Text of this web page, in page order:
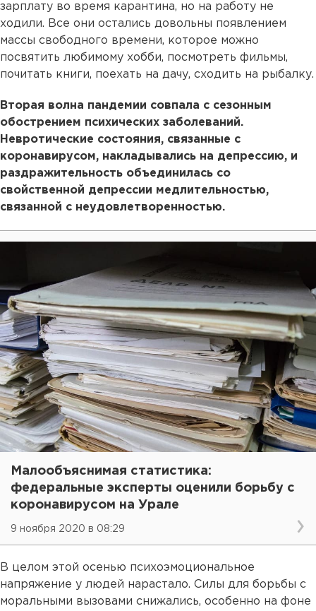
зарплату во время карантина, но на работу не
ходили. Все они остались довольны появлением
массы свободного времени, которое можно
посвятить любимому хобби, посмотреть фильмы,
почитать книги, поехать на дачу, сходить на рыбалку.
Вторая волна пандемии совпала с сезонным
обострением психических заболеваний.
Невротические состояния, связанные с
коронавирусом, накладывались на депрессию, и
раздражительность объединилась со
свойственной депрессии медлительностью,
связанной с неудовлетворенностью.
Малообъяснимая статистика:
федеральные эксперты оценили борьбу с
коронавирусом на Урале
9 ноября 2020 в 08:29
В целом этой осенью психоэмоциональное
напряжение у людей нарастало. Силы для борьбы с
моральными вызовами снижались, особенно на фоне